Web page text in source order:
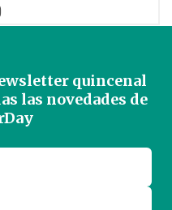
quincenal
las novedades de